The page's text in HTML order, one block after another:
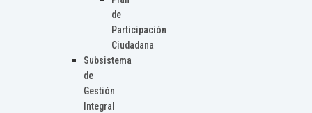
de
Participación
Ciudadana
Subsistema
de
Gestión
Integral